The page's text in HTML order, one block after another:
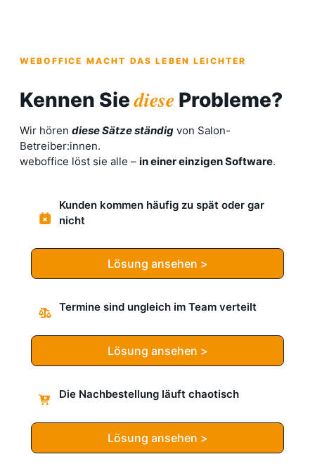
WEBOFFICE MACHT DAS LEBEN LEICHTER
Kennen Siediese Probleme?
Wir hören diese Sätze ständig von Salon-
Betreiber:innen.
weboffice löst sie alle – in einer einzigen Software.
Kunden kommen häufig zu spät oder gar
nicht
Lösung ansehen >
Termine sind ungleich im Team verteilt
Lösung ansehen >
Die Nachbestellung läuft chaotisch
Lösung ansehen >